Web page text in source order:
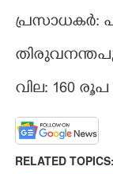
പ്രസാധകർ:
വില: 160 രൂപ
RELATED TOPICS: